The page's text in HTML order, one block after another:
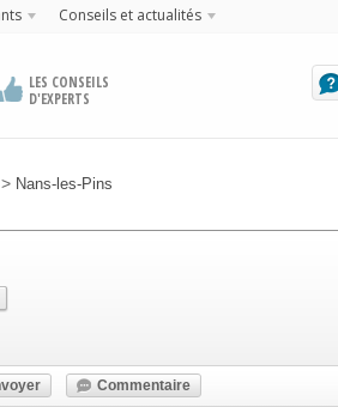
Conseils et actualités
LES CONSEILS
D'EXPERTS
> Nans-les-Pins
Commentaire